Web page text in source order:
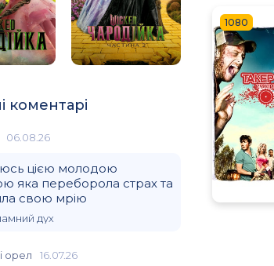
коментарі
06.08.26
цією молодою
яка переборола страх та
свою мрію
дух
орел 16.07.26
1080